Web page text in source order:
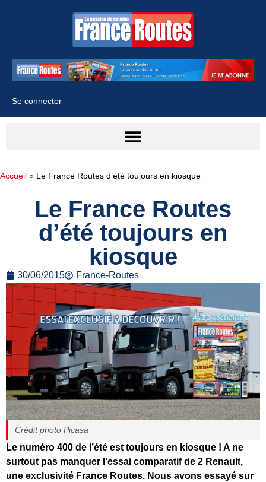
Se connecter
Accueil » Le France Routes d’été toujours en kiosque
Le France Routes
d’été toujours en
kiosque
30/06/2015 France-Routes
Crédit photo Picasa
Le numéro 400 de l’été est toujours en kiosque ! A ne
surtout pas manquer l’essai comparatif de 2 Renault,
une exclusivité France Routes. Nous avons essayé sur